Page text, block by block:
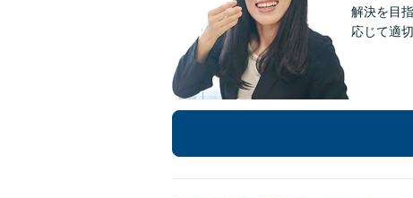
解決を目
応じて適